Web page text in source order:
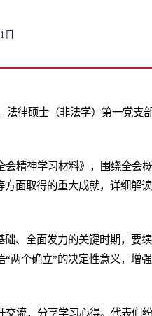
日
法律硕士（非法学）第一党支
精神学习材料》，围绕全会
面取得的重大成就，详细解
、全面发力的关键时期，要
两个确立”的决定性意义，增
流，分享学习心得。代表们纷